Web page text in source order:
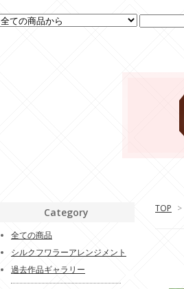
TOP >
Category
全ての商品
シルクフワラーアレンジメント
過去作品ギャラリー